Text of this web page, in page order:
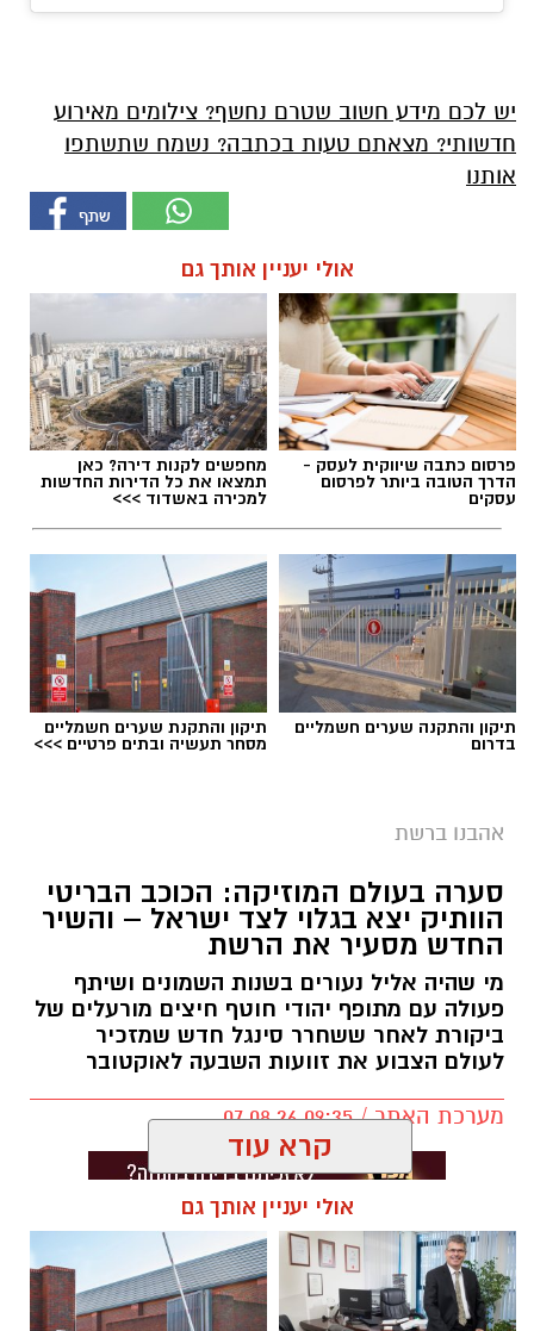
יש לכם מידע חשוב שטרם נחשף? צילומים מאירוע
חדשותי? מצאתם טעות בכתבה? נשמח שתשתפו
אותנו
אולי יעניין אותך גם
פרסום כתבה שיווקית לעסק -
הדרך הטובה ביותר לפרסום
עסקים
מחפשים לקנות דירה? כאן
תמצאו את כל הדירות החדשות
למכירה באשדוד >>>
תיקון והתקנה שערים חשמליים
בדרום
תיקון והתקנת שערים חשמליים
מסחר תעשיה ובתים פרטיים >>>
אהבנו ברשת
סערה בעולם המוזיקה: הכוכב הבריטי
הוותיק יצא בגלוי לצד ישראל – והשיר
החדש מסעיר את הרשת
מי שהיה אליל נעורים בשנות השמונים ושיתף
פעולה עם מתופף יהודי חוטף חיצים מורעלים של
ביקורת לאחר ששחרר סינגל חדש שמזכיר
לעולם הצבוע את זוועות השבעה לאוקטובר
מערכת האתר / 09:35 07.08.26
תגים:בוי ג'ורג'
קרא עוד
אולי יעניין אותך גם